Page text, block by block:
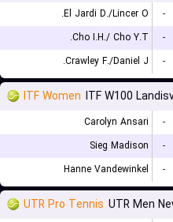
El Jardi D./Lincer O. -
Cho I.H./ Cho Y.T.
-
Crawley F./Daniel J.
-
ITF Women ITF W100
Carolyn Ansari -
Sieg Madison
-
Hanne Vandewinkel
-
UTR Pro Tennis UTR Men